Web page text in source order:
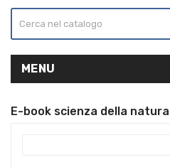
MENU
E-book scienza della natura